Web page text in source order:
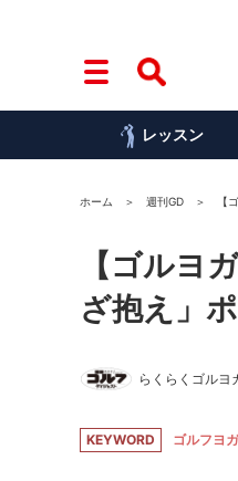
レッスン
ホーム 週刊GD 【
【ゴルヨ
ざ抱え」
らくらくゴルヨ
KEYWORD ゴルフヨガ